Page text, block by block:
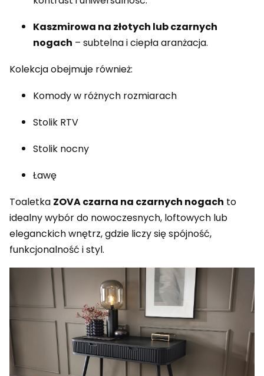
Kaszmirowa na złotych lub czarnych
nogach – subtelna i ciepła aranżacja.
Kolekcja obejmuje również:
Komody w różnych rozmiarach
Stolik RTV
Stolik nocny
Ławę
Toaletka ZOVA czarna na czarnych nogach to
idealny wybór do nowoczesnych, loftowych lub
eleganckich wnętrz, gdzie liczy się spójność,
funkcjonalność i styl.